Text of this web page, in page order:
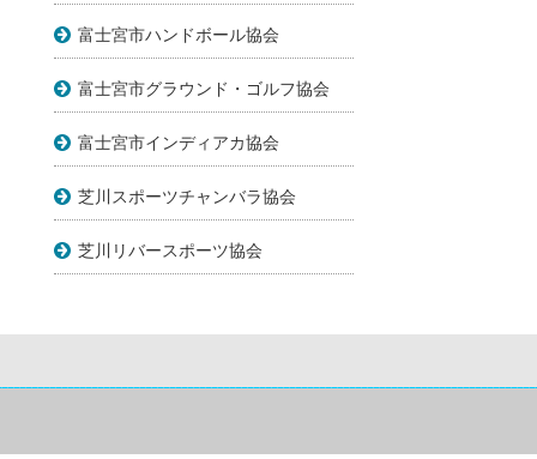
富士宮市ハンドボール協会
富士宮市グラウンド・ゴルフ協会
富士宮市インディアカ協会
芝川スポーツチャンバラ協会
芝川リバースポーツ協会